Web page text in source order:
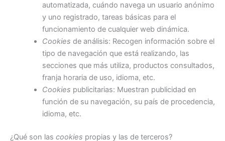
automatizada, cuándo navega un usuario anónimo
y uno registrado, tareas básicas para el
funcionamiento de cualquier web dinámica.
Cookies de análisis: Recogen información sobre el
tipo de navegación que está realizando, las
secciones que más utiliza, productos consultados,
franja horaria de uso, idioma, etc.
Cookies publicitarias: Muestran publicidad en
función de su navegación, su país de procedencia,
idioma, etc.
¿Qué son las cookies propias y las de terceros?